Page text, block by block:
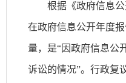
根据《政府信息
在政府信息公开年度
量，是“因政府信息公
诉讼的情况”。行政复